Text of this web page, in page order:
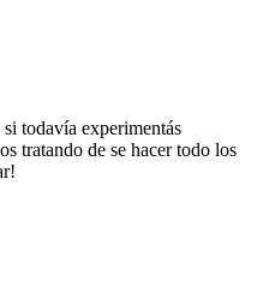
todavía experimentás
tratando de se hacer todo los